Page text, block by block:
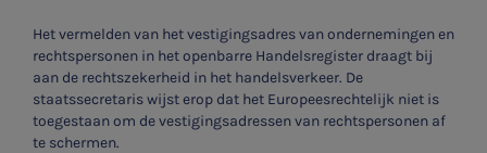
Het vermelden van het vestigingsadres van ondernemingen en
rechtspersonen in het openbarre Handelsregister draagt bij
aan de rechtszekerheid in het handelsverkeer. De
staatssecretaris wijst erop dat het Europeesrechtelijk niet is
toegestaan om de vestigingsadressen van rechtspersonen af
te schermen.